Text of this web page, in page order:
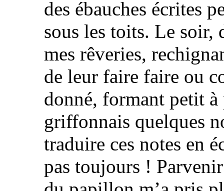
des ébauches écrites
sous les toits. Le soir,
mes rêveries,
de leur faire faire ou
donné, formant petit à
griffonnais quelques
traduire ces notes en
pas toujours !